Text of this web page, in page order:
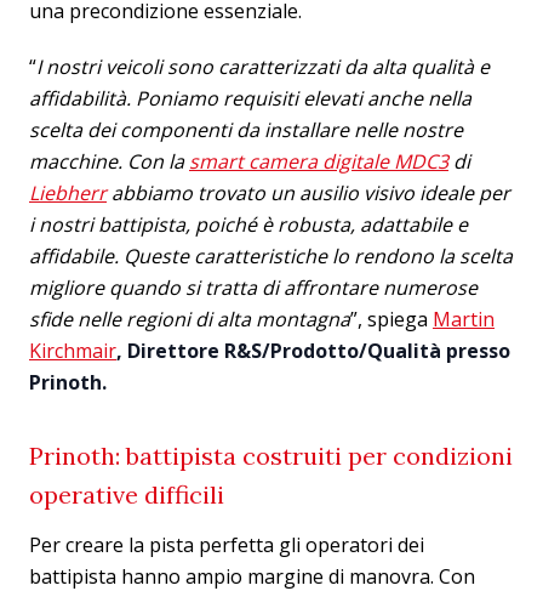
una precondizione essenziale.
“I nostri veicoli sono caratterizzati da alta qualità e
affidabilità. Poniamo requisiti elevati anche nella
scelta dei componenti da installare nelle nostre
macchine. Con lasmart camera digitale MDC3di
Liebherrabbiamo trovato un ausilio visivo ideale per
i nostri battipista, poiché è robusta, adattabile e
affidabile. Queste caratteristiche lo rendono la scelta
migliore quando si tratta di affrontare numerose
sfide nelle regioni di alta montagna”, spiega Martin
Kirchmair, Direttore R&S/Prodotto/Qualità presso
Prinoth.
Prinoth: battipista costruiti per condizioni
operative difficili
Per creare la pista perfetta gli operatori dei
battipista hanno ampio margine di manovra. Con